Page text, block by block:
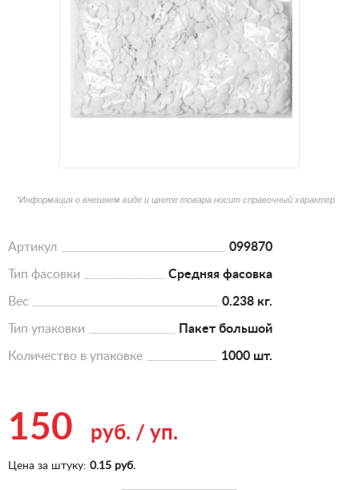
*Информация о внешнем виде и цвете товара носит справочный характер
Артикул 099870
Тип фасовки Средняя фасовка
Вес 0.238 кг.
Тип упаковки Пакет большой
Количество в упаковке 1000 шт.
150 руб. / уп.
Цена за штуку: 0.15 руб.